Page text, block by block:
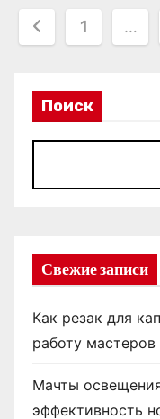
П
1 …
Поиск
Свежие записи
Как резак для
работу
Мачты
эффективность